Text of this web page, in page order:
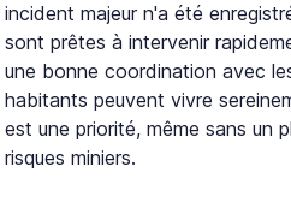
incident majeur n'a été
sont prêtes à intervenir
une bonne coordination avec
habitants peuvent vivre
est une priorité, même sans un
risques miniers.